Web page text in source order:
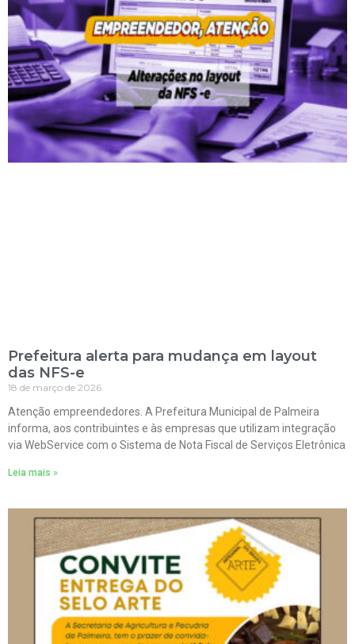
Prefeitura alerta para mudança em layout
das NFS-e
18 de março de 2026
Atenção empreendedores. A Prefeitura Municipal de Palmeira
informa, aos contribuintes e às empresas que utilizam integração
via WebService com o Sistema de Nota Fiscal de Serviços Eletrônica
Leia mais »